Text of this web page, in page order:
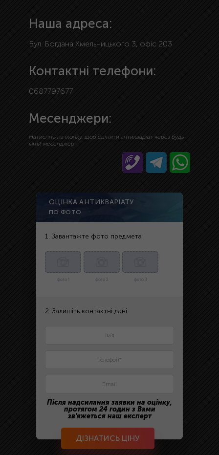
Наша адреса:
Вул. Богдана Хмельницького 3, офіс 203
Контактні телефони:
0687797677
Месенджери:
Натисніть на іконку, щоб оцінити антикваріат через будь-
який месенджер
ОЦІНКА АНТИКВАРІАТУ
ПО ФОТО
1. Завантажте фото предмета
фото 1 фото 2 фото 3
2. Залишіть контактні дані
Після надсилання заявки на оцінку,
протягом 24 годин з Вами
зв'яжеться наш експерт
ДІЗНАТИСЬ ЦІНУ